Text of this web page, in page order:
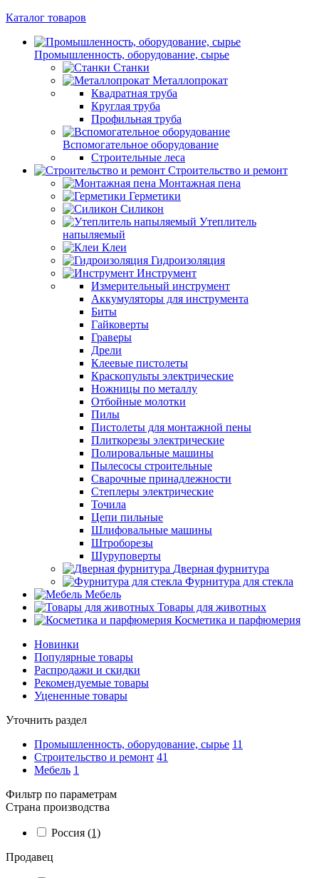
Каталог товаров
Промышленность, оборудование, сырье
Станки
Металлопрокат
Квадратная труба
Круглая труба
Профильная труба
Вспомогательное оборудование
Строительные леса
Строительство и ремонт
Монтажная пена
Герметики
Силикон
Утеплитель
напыляемый
Клеи
Гидроизоляция
Инструмент
Измерительный инструмент
Аккумуляторы для инструмента
Биты
Гайковерты
Граверы
Дрели
Клеевые пистолеты
Краскопульты электрические
Ножницы по металлу
Отбойные молотки
Пилы
Пистолеты для монтажной пены
Плиткорезы электрические
Полировальные машины
Пылесосы строительные
Сварочные принадлежности
Степлеры электрические
Точила
Цепи пильные
Шлифовальные машины
Штроборезы
Шуруповерты
Дверная фурнитура
Фурнитура для стекла
Мебель
Товары для животных
Косметика и парфюмерия
Новинки
Популярные товары
Распродажи и скидки
Рекомендуемые товары
Уцененные товары
Уточнить раздел
Промышленность, оборудование, сырье 11
Строительство и ремонт 41
Мебель 1
Фильтр по параметрам
Страна производства
Россия (1)
Продавец